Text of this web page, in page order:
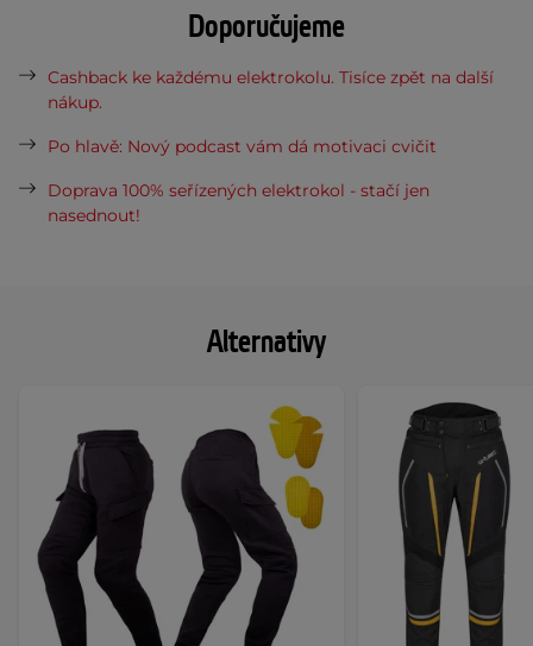
Alternativy
Doporučujeme
Cashback ke každému elektrokolu. Tisíce zpět na další
nákup.
Po hlavě: Nový podcast vám dá motivaci cvičit
Doprava 100% seřízených elektrokol - stačí jen
nasednout!